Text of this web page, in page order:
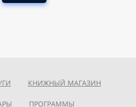
КНИЖНЫЙ МАГАЗИН
ПРОГРАММЫ